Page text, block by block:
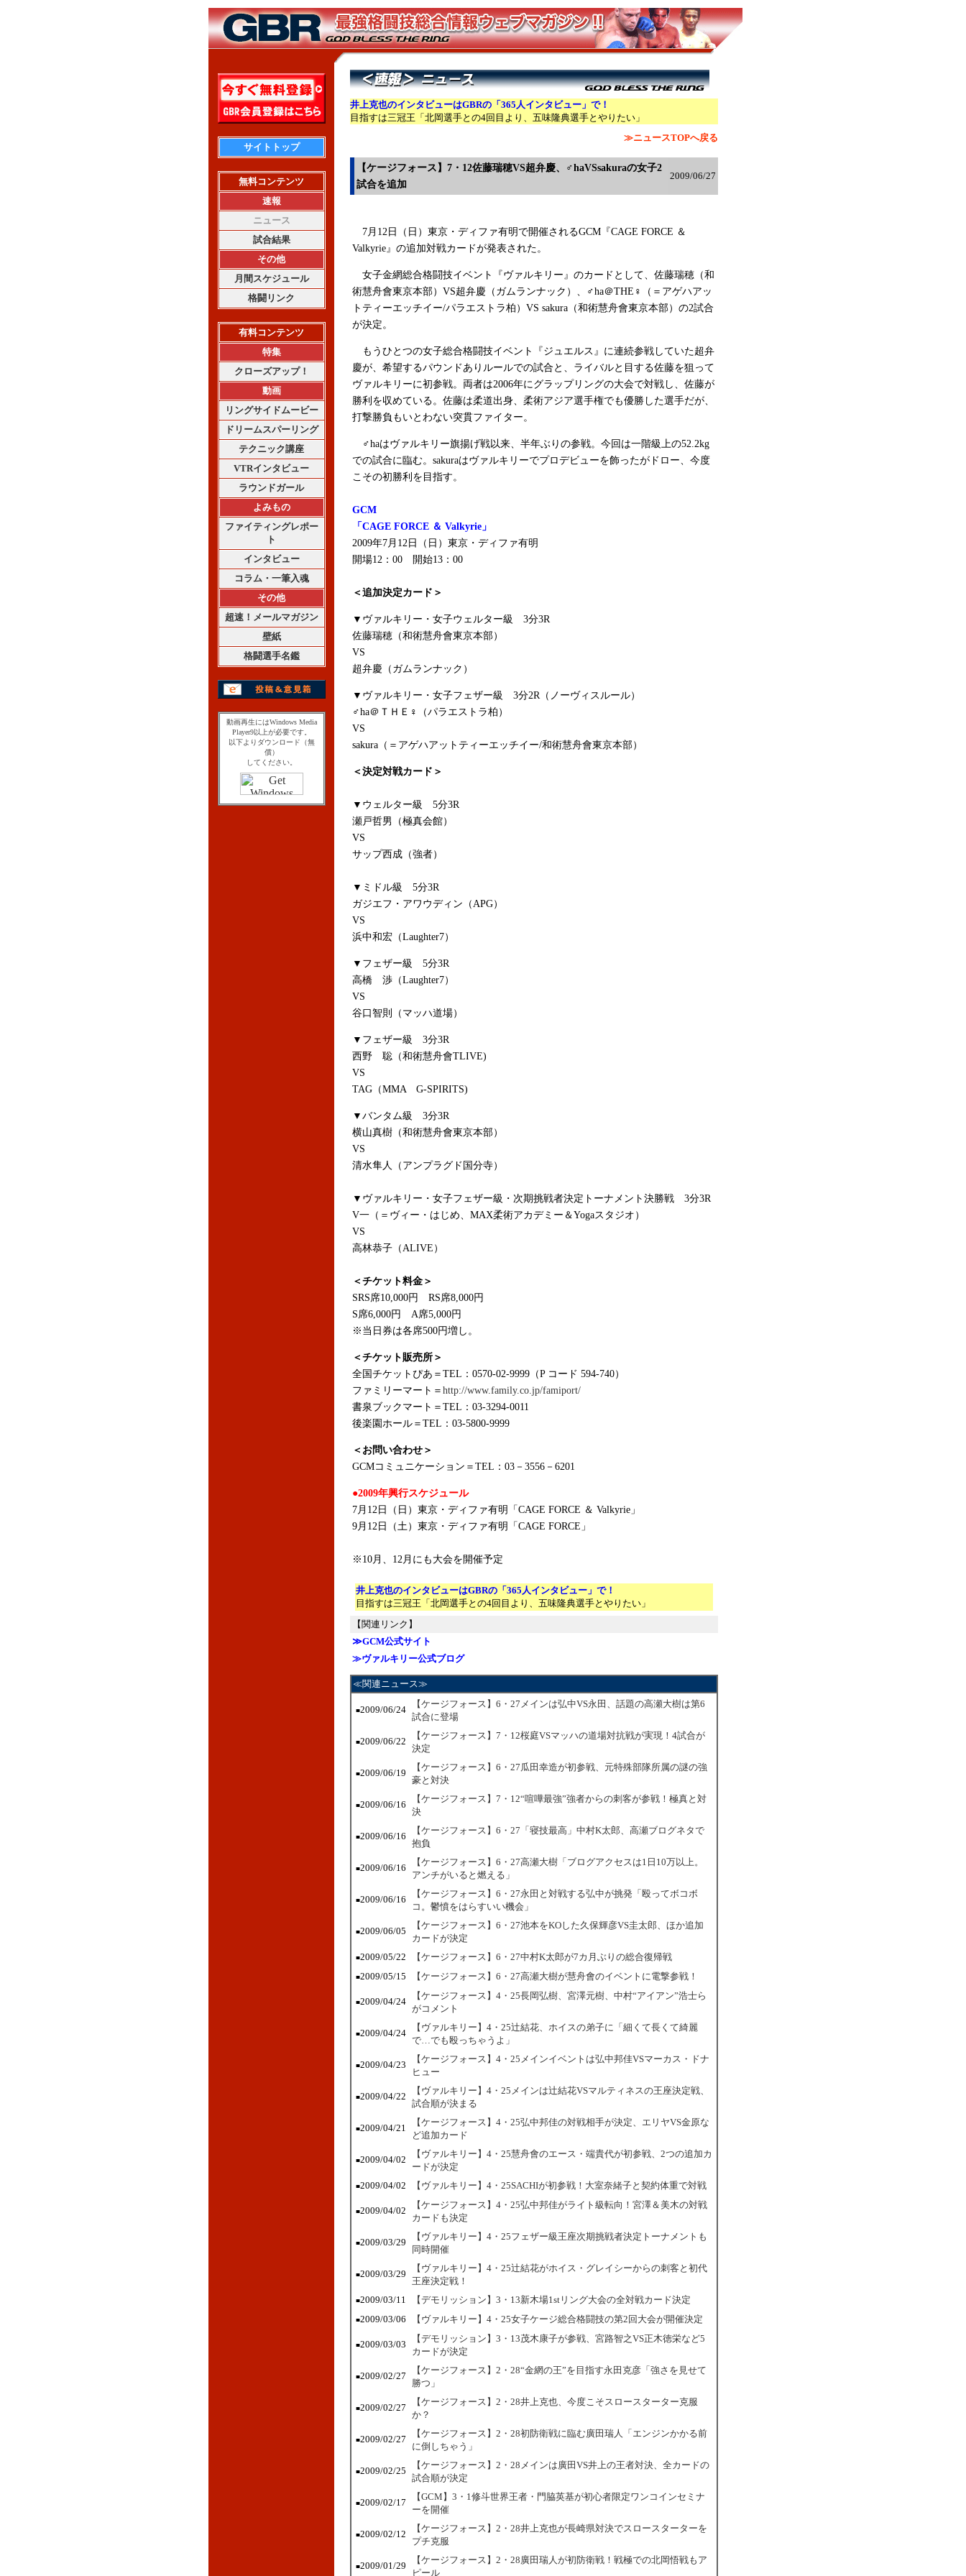
サイトトップ
無料コンテンツ
速報
ニュース
試合結果
その他
月間スケジュール
格闘リンク
有料コンテンツ
特集
クローズアップ！
動画
リングサイドムービー
ドリームスパーリング
テクニック講座
VTRインタビュー
ラウンドガール
よみもの
ファイティングレポー
ト
インタビュー
コラム・一筆入魂
その他
超速！メールマガジン
壁紙
格闘選手名鑑
動画再生にはWindows Media
Player9以上が必要です。
以下よりダウンロード（無
償）
してください。
井上克也のインタビューはGBRの「365人インタビュー」で！
目指すは三冠王「北岡選手との4回目より、五味隆典選手とやりたい」
≫ニュースTOPへ戻る
【ケージフォース】7・12佐藤瑞穂VS超弁慶、♂haVSsakuraの女子2
試合を追加
2009/06/27
7月12日（日）東京・ディファ有明で開催されるGCM『CAGE FORCE ＆
Valkyrie』の追加対戦カードが発表された。
女子金網総合格闘技イベント『ヴァルキリー』のカードとして、佐藤瑞穂（和
術慧舟會東京本部）VS超弁慶（ガムランナック）、♂ha＠THE♀（＝アゲハアッ
トティーエッチイー/パラエストラ柏）VS sakura（和術慧舟會東京本部）の2試合
が決定。
もうひとつの女子総合格闘技イベント『ジュエルス』に連続参戦していた超弁
慶が、希望するパウンドありルールでの試合と、ライバルと目する佐藤を狙って
ヴァルキリーに初参戦。両者は2006年にグラップリングの大会で対戦し、佐藤が
勝利を収めている。佐藤は柔道出身、柔術アジア選手権でも優勝した選手だが、
打撃勝負もいとわない突貫ファイター。
♂haはヴァルキリー旗揚げ戦以来、半年ぶりの参戦。今回は一階級上の52.2kg
での試合に臨む。sakuraはヴァルキリーでプロデビューを飾ったがドロー、今度
こその初勝利を目指す。
GCM
「CAGE FORCE ＆ Valkyrie」
2009年7月12日（日）東京・ディファ有明
開場12：00 開始13：00
＜追加決定カード＞
▼ヴァルキリー・女子ウェルター級 3分3R
佐藤瑞穂（和術慧舟會東京本部）
VS
超弁慶（ガムランナック）
▼ヴァルキリー・女子フェザー級 3分2R（ノーヴィスルール）
♂ha＠ＴＨＥ♀（パラエストラ柏）
VS
sakura（＝アゲハアットティーエッチイー/和術慧舟會東京本部）
＜決定対戦カード＞
▼ウェルター級 5分3R
瀬戸哲男（極真会館）
VS
サップ西成（強者）
▼ミドル級 5分3R
ガジエフ・アワウディン（APG）
VS
浜中和宏（Laughter7）
▼フェザー級 5分3R
高橋 渉（Laughter7）
VS
谷口智則（マッハ道場）
▼フェザー級 3分3R
西野 聡（和術慧舟會TLIVE)
VS
TAG（MMA G-SPIRITS)
▼バンタム級 3分3R
横山真樹（和術慧舟會東京本部）
VS
清水隼人（アンプラグド国分寺）
▼ヴァルキリー・女子フェザー級・次期挑戦者決定トーナメント決勝戦 3分3R
V一（＝ヴィー・はじめ、MAX柔術アカデミー＆Yogaスタジオ）
VS
高林恭子（ALIVE）
＜チケット料金＞
SRS席10,000円 RS席8,000円
S席6,000円 A席5,000円
※当日券は各席500円増し。
＜チケット販売所＞
全国チケットぴあ＝TEL：0570-02-9999（P コード 594-740）
ファミリーマート＝ http://www.family.co.jp/famiport/
書泉ブックマート＝TEL：03-3294-0011
後楽園ホール＝TEL：03-5800-9999
＜お問い合わせ＞
GCMコミュニケーション＝TEL：03－3556－6201
●2009年興行スケジュール
7月12日（日）東京・ディファ有明「CAGE FORCE ＆ Valkyrie」
9月12日（土）東京・ディファ有明「CAGE FORCE」
※10月、12月にも大会を開催予定
井上克也のインタビューはGBRの「365人インタビュー」で！
目指すは三冠王「北岡選手との4回目より、五味隆典選手とやりたい」
【関連リンク】
≫GCM公式サイト
≫ヴァルキリー公式ブログ
≪関連ニュース≫
■2009/06/24
【ケージフォース】6・27メインは弘中VS永田、話題の高瀬大樹は第6
試合に登場
■2009/06/22
【ケージフォース】7・12桜庭VSマッハの道場対抗戦が実現！4試合が
決定
■2009/06/19
【ケージフォース】6・27瓜田幸造が初参戦、元特殊部隊所属の謎の強
豪と対決
■2009/06/16
【ケージフォース】7・12“喧嘩最強”強者からの刺客が参戦！極真と対
決
■2009/06/16
【ケージフォース】6・27「寝技最高」中村K太郎、高瀬ブログネタで
抱負
■2009/06/16
【ケージフォース】6・27高瀬大樹「ブログアクセスは1日10万以上。
アンチがいると燃える」
■2009/06/16
【ケージフォース】6・27永田と対戦する弘中が挑発「殴ってボコボ
コ。鬱憤をはらすいい機会」
■2009/06/05
【ケージフォース】6・27池本をKOした久保輝彦VS圭太郎、ほか追加
カードが決定
■2009/05/22 【ケージフォース】6・27中村K太郎が7カ月ぶりの総合復帰戦
■2009/05/15 【ケージフォース】6・27高瀬大樹が慧舟會のイベントに電撃参戦！
■2009/04/24
【ケージフォース】4・25長岡弘樹、宮澤元樹、中村“アイアン”浩士ら
がコメント
■2009/04/24
【ヴァルキリー】4・25辻結花、ホイスの弟子に「細くて長くて綺麗
で…でも殴っちゃうよ」
■2009/04/23
【ケージフォース】4・25メインイベントは弘中邦佳VSマーカス・ドナ
ヒュー
■2009/04/22
【ヴァルキリー】4・25メインは辻結花VSマルティネスの王座決定戦、
試合順が決まる
■2009/04/21
【ケージフォース】4・25弘中邦佳の対戦相手が決定、エリヤVS金原な
ど追加カード
■2009/04/02
【ヴァルキリー】4・25慧舟會のエース・端貴代が初参戦、2つの追加カ
ードが決定
■2009/04/02 【ヴァルキリー】4・25SACHIが初参戦！大室奈緒子と契約体重で対戦
■2009/04/02
【ケージフォース】4・25弘中邦佳がライト級転向！宮澤＆美木の対戦
カードも決定
■2009/03/29
【ヴァルキリー】4・25フェザー級王座次期挑戦者決定トーナメントも
同時開催
■2009/03/29
【ヴァルキリー】4・25辻結花がホイス・グレイシーからの刺客と初代
王座決定戦！
■2009/03/11 【デモリッション】3・13新木場1stリング大会の全対戦カード決定
■2009/03/06 【ヴァルキリー】4・25女子ケージ総合格闘技の第2回大会が開催決定
■2009/03/03
【デモリッション】3・13茂木康子が参戦、宮路智之VS正木徳栄など5
カードが決定
■2009/02/27
【ケージフォース】2・28“金網の王”を目指す永田克彦「強さを見せて
勝つ」
■2009/02/27
【ケージフォース】2・28井上克也、今度こそスロースターター克服
か？
■2009/02/27
【ケージフォース】2・28初防衛戦に臨む廣田瑞人「エンジンかかる前
に倒しちゃう」
■2009/02/25
【ケージフォース】2・28メインは廣田VS井上の王者対決、全カードの
試合順が決定
■2009/02/17
【GCM】3・1修斗世界王者・門脇英基が初心者限定ワンコインセミナ
ーを開催
■2009/02/12
【ケージフォース】2・28井上克也が長崎県対決でスロースターターを
プチ克服
■2009/01/29
【ケージフォース】2・28廣田瑞人が初防衛戦！戦極での北岡悟戦もア
ピール